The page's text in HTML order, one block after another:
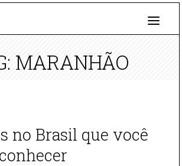
MARANHÃO
no Brasil que você